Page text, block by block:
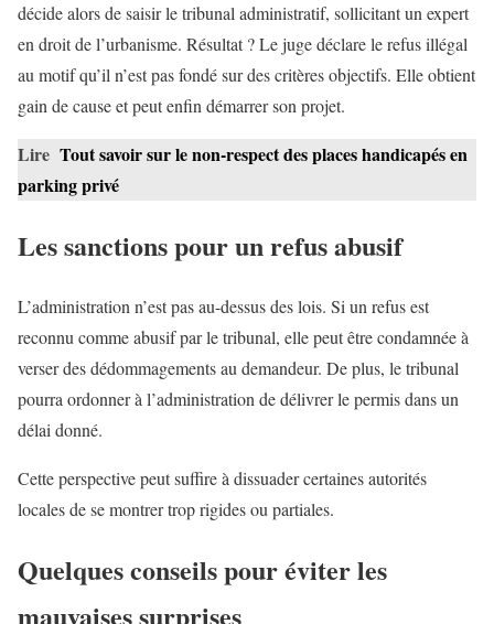
décide alors de saisir le tribunal administratif, sollicitant un expert
en droit de l’urbanisme. Résultat ? Le juge déclare le refus illégal
au motif qu’il n’est pas fondé sur des critères objectifs. Elle obtient
gain de cause et peut enfin démarrer son projet.
Lire Tout savoir sur le non-respect des places handicapés en
parking privé
Les sanctions pour un refus abusif
L’administration n’est pas au-dessus des lois. Si un refus est
reconnu comme abusif par le tribunal, elle peut être condamnée à
verser des dédommagements au demandeur. De plus, le tribunal
pourra ordonner à l’administration de délivrer le permis dans un
délai donné.
Cette perspective peut suffire à dissuader certaines autorités
locales de se montrer trop rigides ou partiales.
Quelques conseils pour éviter les
mauvaises surprises